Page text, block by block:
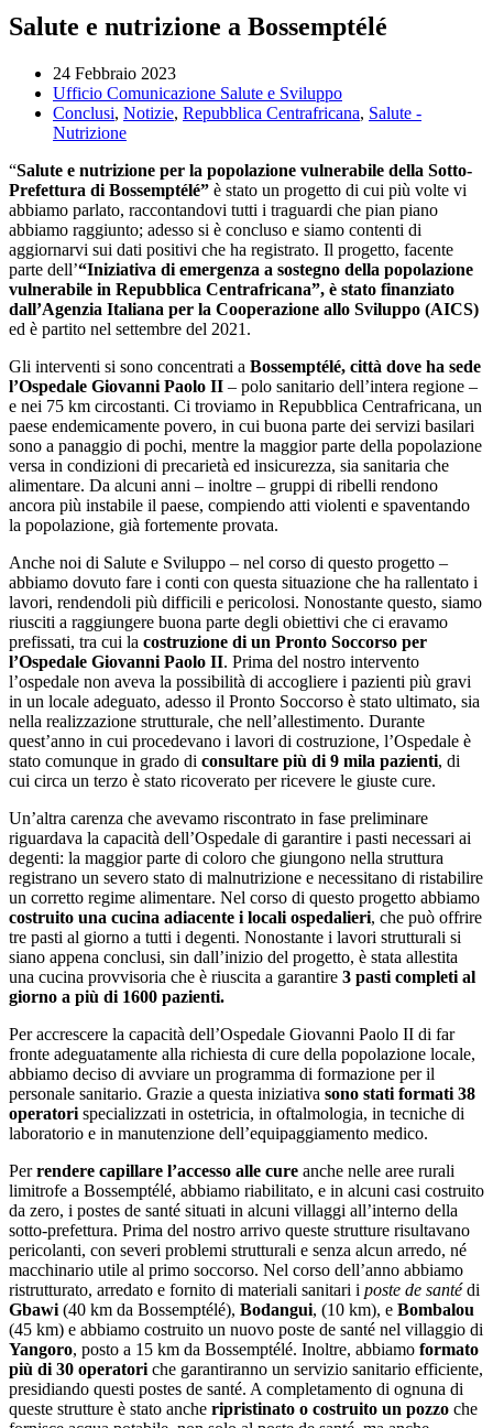
Salute e nutrizione a Bossemptélé
24 Febbraio 2023
Ufficio Comunicazione Salute e Sviluppo
Conclusi, Notizie, Repubblica Centrafricana, Salute -
Nutrizione
“Salute e nutrizione per la popolazione vulnerabile della Sotto-
Prefettura di Bossemptélé” è stato un progetto di cui più volte vi
abbiamo parlato, raccontandovi tutti i traguardi che pian piano
abbiamo raggiunto; adesso si è concluso e siamo contenti di
aggiornarvi sui dati positivi che ha registrato. Il progetto, facente
parte dell’“Iniziativa di emergenza a sostegno della popolazione
vulnerabile in Repubblica Centrafricana”, è stato finanziato
dall’Agenzia Italiana per la Cooperazione allo Sviluppo (AICS)
ed è partito nel settembre del 2021.
Gli interventi si sono concentrati a Bossemptélé, città dove ha sede
l’Ospedale Giovanni Paolo II – polo sanitario dell’intera regione –
e nei 75 km circostanti. Ci troviamo in Repubblica Centrafricana, un
paese endemicamente povero, in cui buona parte dei servizi basilari
sono a panaggio di pochi, mentre la maggior parte della popolazione
versa in condizioni di precarietà ed insicurezza, sia sanitaria che
alimentare. Da alcuni anni – inoltre – gruppi di ribelli rendono
ancora più instabile il paese, compiendo atti violenti e spaventando
la popolazione, già fortemente provata.
Anche noi di Salute e Sviluppo – nel corso di questo progetto –
abbiamo dovuto fare i conti con questa situazione che ha rallentato i
lavori, rendendoli più difficili e pericolosi. Nonostante questo, siamo
riusciti a raggiungere buona parte degli obiettivi che ci eravamo
prefissati, tra cui la costruzione di un Pronto Soccorso per
l’Ospedale Giovanni Paolo II. Prima del nostro intervento
l’ospedale non aveva la possibilità di accogliere i pazienti più gravi
in un locale adeguato, adesso il Pronto Soccorso è stato ultimato, sia
nella realizzazione strutturale, che nell’allestimento. Durante
quest’anno in cui procedevano i lavori di costruzione, l’Ospedale è
stato comunque in grado di consultare più di 9 mila pazienti, di
cui circa un terzo è stato ricoverato per ricevere le giuste cure.
Un’altra carenza che avevamo riscontrato in fase preliminare
riguardava la capacità dell’Ospedale di garantire i pasti necessari ai
degenti: la maggior parte di coloro che giungono nella struttura
registrano un severo stato di malnutrizione e necessitano di ristabilire
un corretto regime alimentare. Nel corso di questo progetto abbiamo
costruito una cucina adiacente i locali ospedalieri, che può offrire
tre pasti al giorno a tutti i degenti. Nonostante i lavori strutturali si
siano appena conclusi, sin dall’inizio del progetto, è stata allestita
una cucina provvisoria che è riuscita a garantire 3 pasti completi al
giorno a più di 1600 pazienti.
Per accrescere la capacità dell’Ospedale Giovanni Paolo II di far
fronte adeguatamente alla richiesta di cure della popolazione locale,
abbiamo deciso di avviare un programma di formazione per il
personale sanitario. Grazie a questa iniziativa sono stati formati 38
operatori specializzati in ostetricia, in oftalmologia, in tecniche di
laboratorio e in manutenzione dell’equipaggiamento medico.
Perrendere capillare l’accesso alle cure anche nelle aree rurali
limitrofe a Bossemptélé, abbiamo riabilitato, e in alcuni casi costruito
da zero, i postes de santé situati in alcuni villaggi all’interno della
sotto-prefettura. Prima del nostro arrivo queste strutture risultavano
pericolanti, con severi problemi strutturali e senza alcun arredo, né
macchinario utile al primo soccorso. Nel corso dell’anno abbiamo
ristrutturato, arredato e fornito di materiali sanitari i poste de santédi
Gbawi (40 km da Bossemptélé), Bodangui, (10 km), e Bombalou
(45 km) e abbiamo costruito un nuovo poste de santé nel villaggio di
Yangoro, posto a 15 km da Bossemptélé. Inoltre, abbiamo formato
più di 30 operatori che garantiranno un servizio sanitario efficiente,
presidiando questi postes de santé. A completamento di ognuna di
queste strutture è stato anche ripristinato o costruito un pozzo che